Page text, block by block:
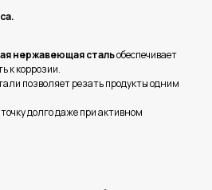
нержавеющая стальобеспечивает
к коррозии.
позволяет резать продукты одним
долго даже при активном